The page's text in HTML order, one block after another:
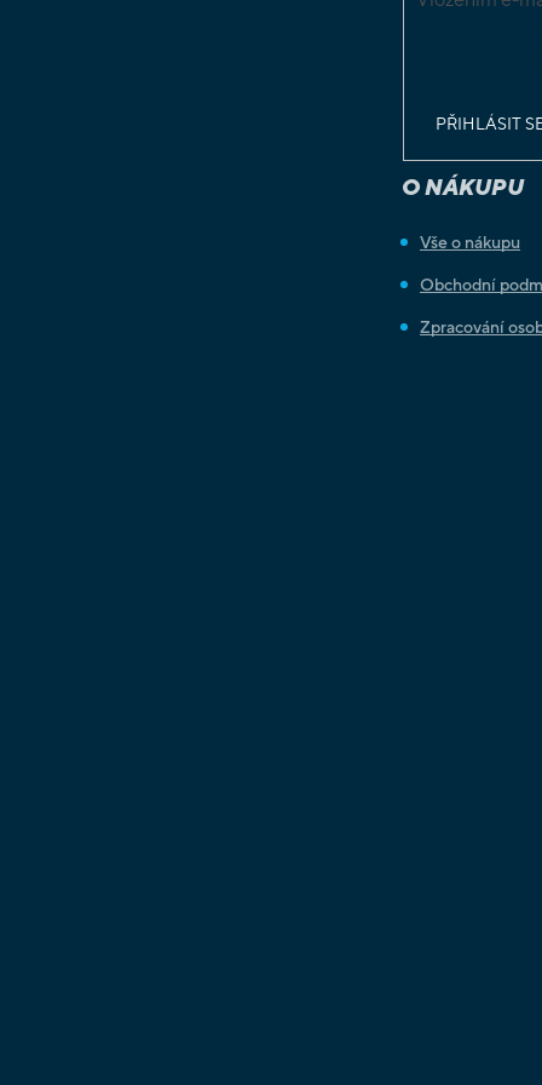
PŘIHLÁSIT
O NÁKUPU
Vše o nákupu
Obchodní
Zpracování